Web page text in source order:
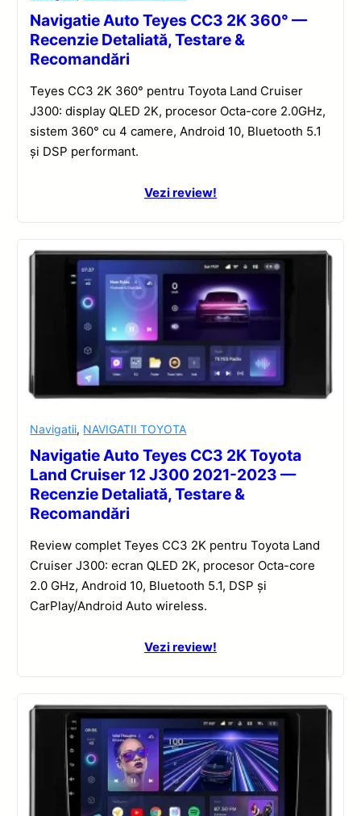
Navigatie Auto Teyes CC3 2K 360° —
Recenzie Detaliată, Testare &
Recomandări
Teyes CC3 2K 360° pentru Toyota Land Cruiser
J300: display QLED 2K, procesor Octa-core 2.0GHz,
sistem 360° cu 4 camere, Android 10, Bluetooth 5.1
și DSP performant.
Vezi review!
Navigatii, NAVIGATII TOYOTA
Navigatie Auto Teyes CC3 2K Toyota
Land Cruiser 12 J300 2021-2023 —
Recenzie Detaliată, Testare &
Recomandări
Review complet Teyes CC3 2K pentru Toyota Land
Cruiser J300: ecran QLED 2K, procesor Octa-core
2.0 GHz, Android 10, Bluetooth 5.1, DSP și
CarPlay/Android Auto wireless.
Vezi review!